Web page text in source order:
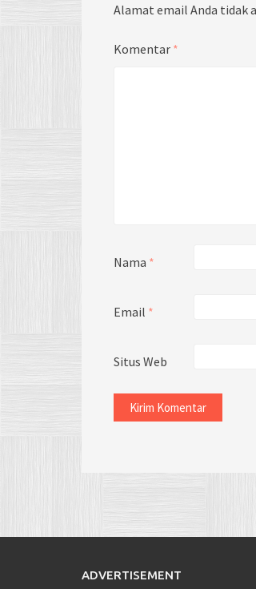
Alamat email Anda tidak
Komentar *
Nama *
Email *
Situs Web
ADVERTISEMENT